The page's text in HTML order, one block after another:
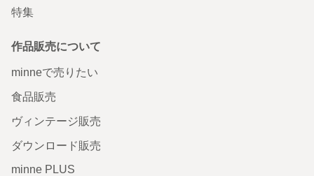
特集
作品販売について
minneで売りたい
食品販売
ヴィンテージ販売
ダウンロード販売
minne PLUS